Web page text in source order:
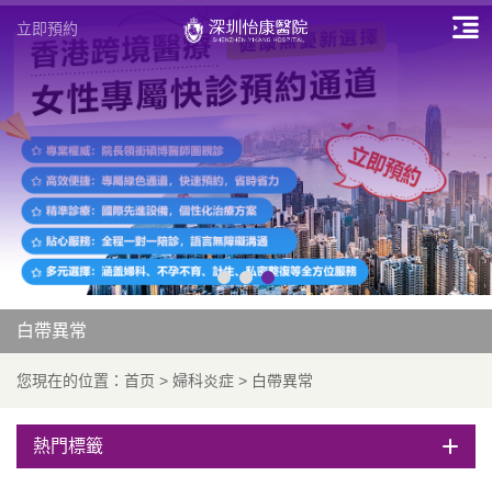
立即預約
白帶異常
您現在的位置： 首页 > 婦科炎症 > 白帶異常
熱門標籤